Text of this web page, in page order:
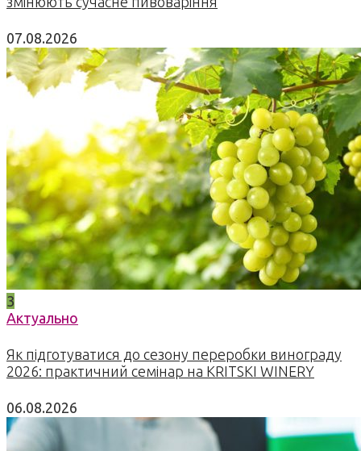
07.08.2026
3
Актуально
Як підготуватися до сезону переробки винограду
2026: практичний семінар на KRITSKI WINERY
06.08.2026